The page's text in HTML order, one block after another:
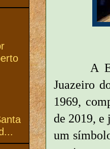
A
Juazeiro
1969,
de 2019, e
um